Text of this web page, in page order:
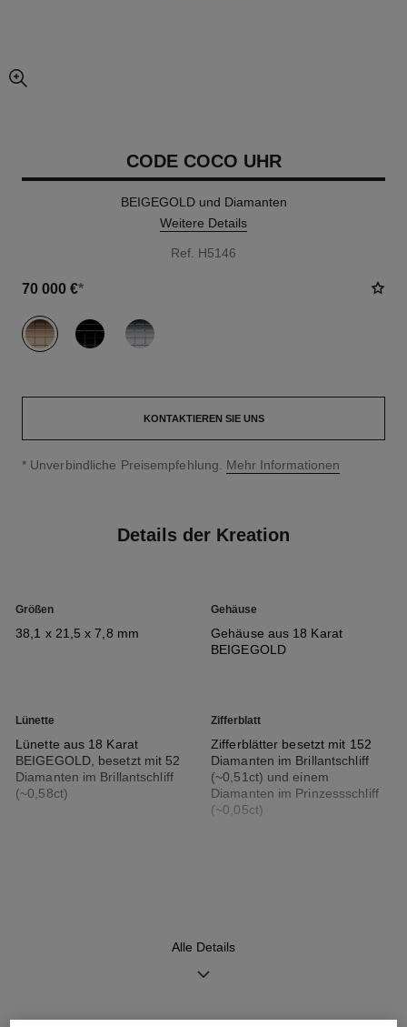
vergrößerter teil des bildes
CODE COCO UHR
BEIGEGOLD und Diamanten
Weitere Details
Ref. H5146
70 000 €*
variante (3)
KONTAKTIEREN SIE UNS
↩
* Unverbindliche Preisempfehlung. Mehr Informationen
Details der Kreation
Größen
38,1 x 21,5 x 7,8 mm
Gehäuse
Gehäuse aus 18 Karat
BEIGEGOLD
Lünette
Lünette aus 18 Karat
BEIGEGOLD, besetzt mit 52
Diamanten im Brillantschliff
(~0,58ct)
Zifferblatt
Zifferblätter besetzt mit 152
Diamanten im Brillantschliff
(~0,51ct) und einem
Diamanten im Prinzessschliff
(~0,05ct)
Alle Details